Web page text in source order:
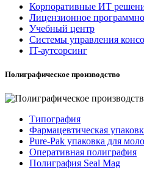
Корпоративные ИТ
Лицензионное
Учебный центр
Системы управления
IT-аутсорсинг
Полиграфическое производство
Типография
Фармацевтическая
Pure-Pak упаковка для
Оперативная полиграфия
Полиграфия Seal Mag